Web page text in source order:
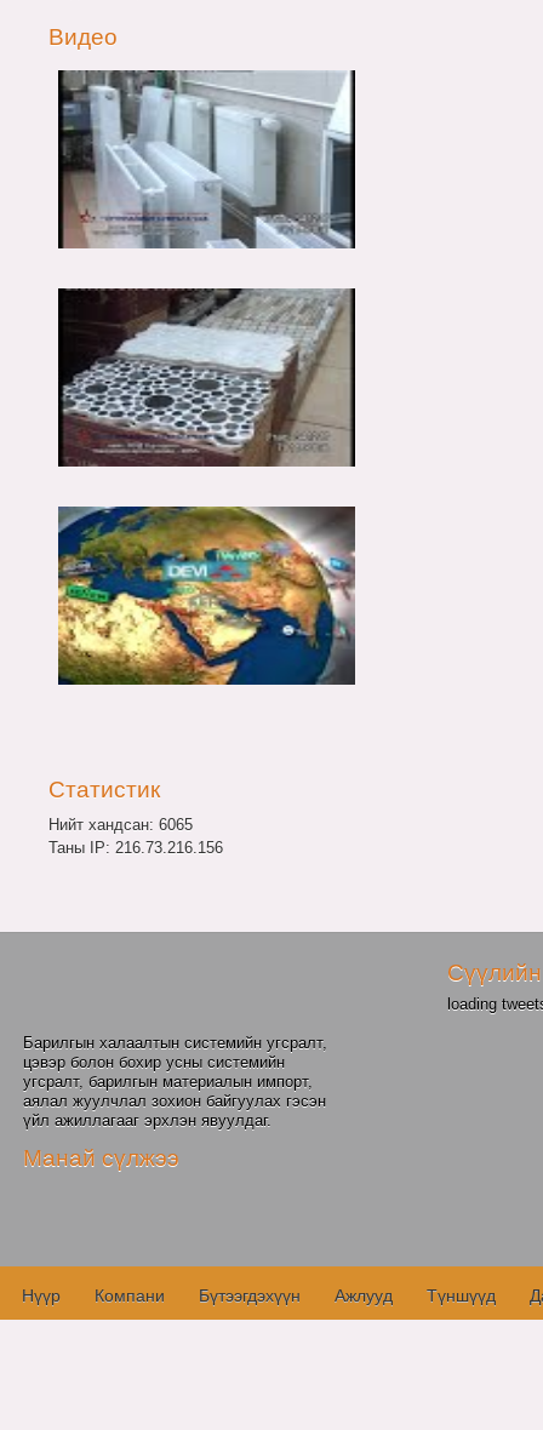
Видео
Статистик
Нийт хандсан: 6065
Таны IP: 216.73.216.156
Барилгын халаалтын системийн угсралт,
цэвэр болон бохир усны системийн
угсралт, барилгын материалын импорт,
аялал жуулчлал зохион байгуулах гэсэн
үйл ажиллагааг эрхлэн явуулдаг.
Манай сүлжээ
loading
Нүүр Компани Бүтээгдэхүүн Ажлууд Түншүүд